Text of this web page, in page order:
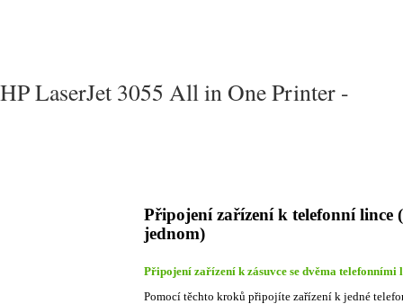
HP LaserJet 3055 All in One Printer -
Připojení zařízení k telefonní lince
jednom)
Připojení zařízení k zásuvce se dvěma telefonními
Pomocí těchto kroků připojíte zařízení k jedné